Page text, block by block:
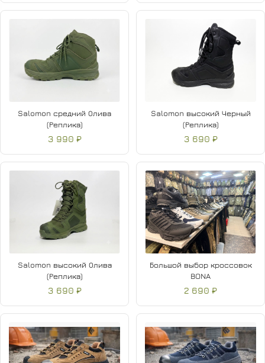
Salomon средний Олива
(Реплика)
3 990 ₽
Salomon высокий Черный
(Реплика)
3 690 ₽
Salomon высокий Олива
(Реплика)
3 690 ₽
Большой выбор кроссовок
BONA
2 690 ₽